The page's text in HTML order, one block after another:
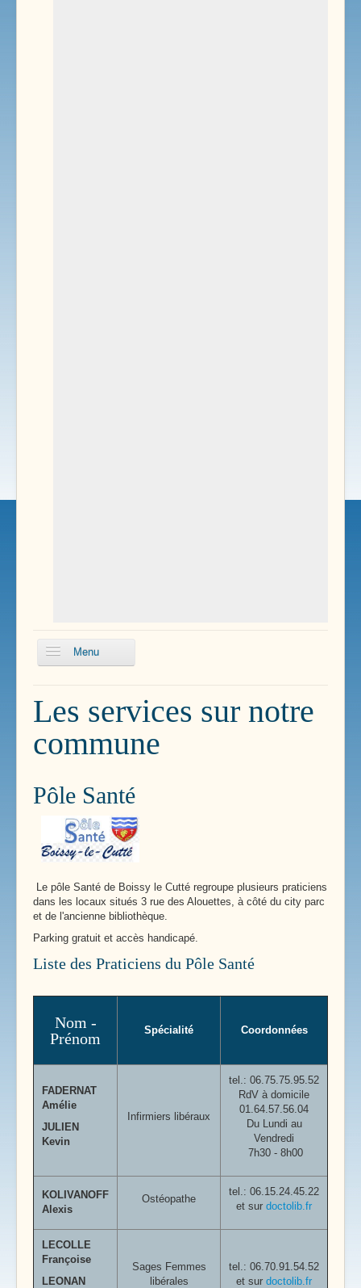
Menu
Enfance
Services Communaux
Renseignements Pratiques
Les services sur notre
commune
Pôle Santé
Le pôle Santé de Boissy le Cutté regroupe plusieurs praticiens
dans les locaux situés 3 rue des Alouettes, à côté du city parc
et de l'ancienne bibliothèque.
Parking gratuit et accès handicapé.
Liste des Praticiens du Pôle Santé
Nom -
Prénom
Spécialité Coordonnées
FADERNAT
Amélie
JULIEN
Kevin
Infirmiers libéraux
tel.: 06.75.75.95.52
RdV à domicile
01.64.57.56.04
Du Lundi au
Vendredi
7h30 - 8h00
KOLIVANOFF
Alexis
Ostéopathe
tel.: 06.15.24.45.22
et sur doctolib.fr
LECOLLE
Françoise
LEONAN
Sages Femmes
libérales
tel.: 06.70.91.54.52
et sur doctolib.fr